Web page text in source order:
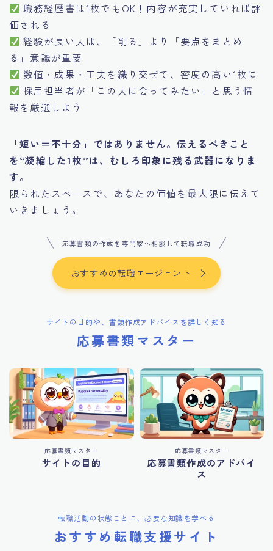
職務経歴書は1枚でもOK！内容が充実していれば評
価される
経験が長い人は、「削る」より「要点をまとめ
る」意識が重要
数値・成果・工夫を織り交ぜて、密度の高い1枚に
採用担当者が「この人に会ってみたい」と思う情
報を厳選しよう
「短い＝不十分」ではありません。伝えるべきこと
を“凝縮した1枚”は、むしろ印象に残る武器になりま
す。
限られたスペースで、あなたの価値を最大限に伝えて
いきましょう。
応募書類の作成を専門家へ相談して転職成功
おすすめの転職エージェント
サイトの目的や、書類作成アドバイスを詳しく知る
応募書類マスター
応募書類マスター
サイトの目的
応募書類マスター
応募書類作成のアドバイ
ス
転職活動の状態ごとに、必要な知識を学べる
おすすめ転職支援サイト